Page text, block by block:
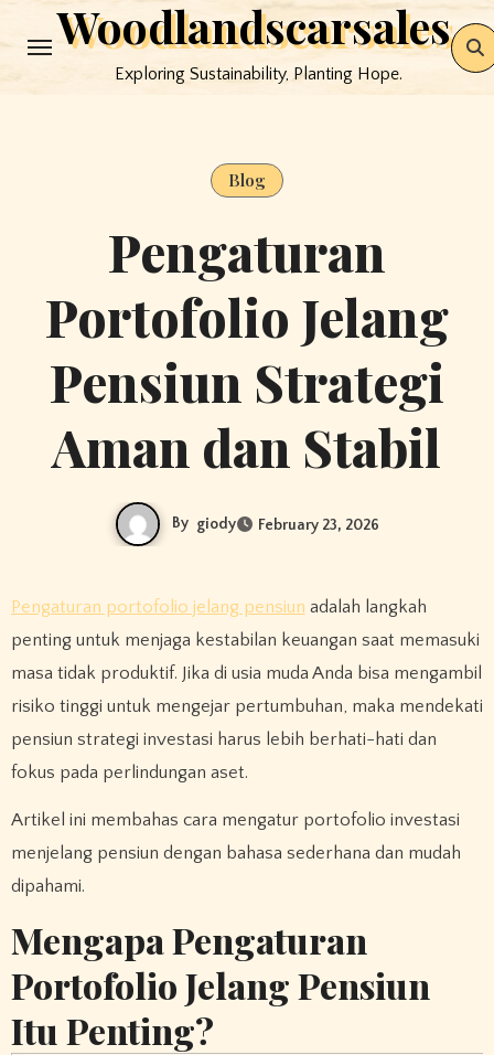
to
Woodlandscarsales
Exploring Sustainability, Planting Hope.
Blog
Pengaturan
Portofolio Jelang
Pensiun Strategi
Aman dan Stabil
By giody February 23, 2026
Pengaturan portofolio jelang pensiun adalah langkah
penting untuk menjaga kestabilan keuangan saat memasuki
masa tidak produktif. Jika di usia muda Anda bisa mengambil
risiko tinggi untuk mengejar pertumbuhan, maka mendekati
pensiun strategi investasi harus lebih berhati-hati dan
fokus pada perlindungan aset.
Artikel ini membahas cara mengatur portofolio investasi
menjelang pensiun dengan bahasa sederhana dan mudah
dipahami.
Mengapa Pengaturan
Portofolio Jelang Pensiun
Itu Penting?